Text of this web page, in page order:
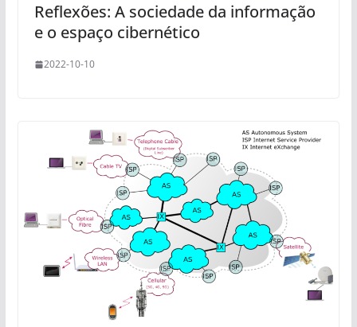
Reflexões: A sociedade da informação
e o espaço cibernético
2022-10-10